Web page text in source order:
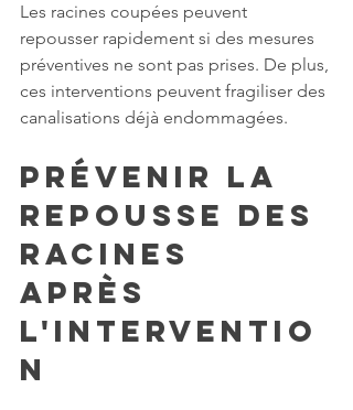
Les racines coupées peuvent
repousser rapidement si des mesures
préventives ne sont pas prises. De plus,
ces interventions peuvent fragiliser des
canalisations déjà endommagées.
Prévenir la
repousse des
racines
après
l'interventio
n